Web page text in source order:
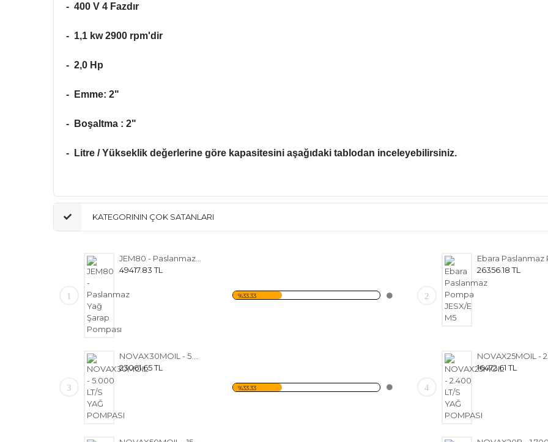
- 400 V 4 Fazdır
- 1,1 kw 2900 rpm'dir
- 2,0 Hp
- Emme: 2"
- Boşaltma : 2"
- Litre / Yükseklik değerlerine göre kapasitesini aşağıdaki tablodan inceleyebilirsiniz.
KATEGORININ ÇOK SATANLARI
1
49417.83 TL
%33.33 2
26356.18 TL
3
23061.65 TL
%33.33 4
16472.61 TL